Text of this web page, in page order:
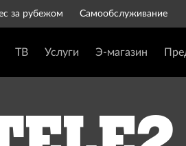
за рубежом Самообслуживание
ТВ Услуги Э-магазин